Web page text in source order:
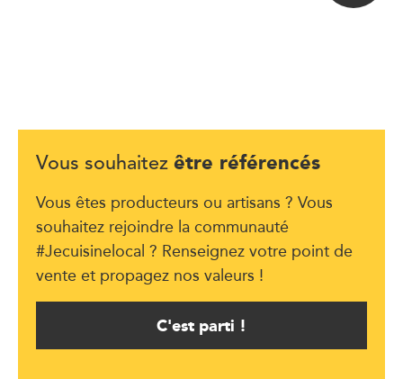
Vous souhaitez être référencés
Vous êtes producteurs ou artisans ? Vous
souhaitez rejoindre la communauté
#Jecuisinelocal ? Renseignez votre point de
vente et propagez nos valeurs !
C'est parti !